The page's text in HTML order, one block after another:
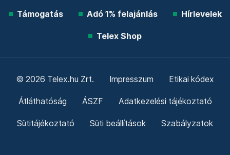
Támogatás Adó 1% felajánlás Hírlevelek
Telex Shop
© 2026 Telex.hu Zrt. Impresszum Etikai kódex
Átláthatóság ÁSZF Adatkezelési tájékoztató
Sütitájékoztató Süti beállítások Szabályzatok